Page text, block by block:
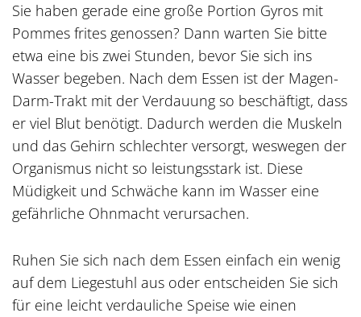
Sie haben gerade eine große Portion Gyros mit
Pommes frites genossen? Dann warten Sie bitte
etwa eine bis zwei Stunden, bevor Sie sich ins
Wasser begeben. Nach dem Essen ist der Magen-
Darm-Trakt mit der Verdauung so beschäftigt, dass
er viel Blut benötigt. Dadurch werden die Muskeln
und das Gehirn schlechter versorgt, weswegen der
Organismus nicht so leistungsstark ist. Diese
Müdigkeit und Schwäche kann im Wasser eine
gefährliche Ohnmacht verursachen.
Ruhen Sie sich nach dem Essen einfach ein wenig
auf dem Liegestuhl aus oder entscheiden Sie sich
für eine leicht verdauliche Speise wie einen